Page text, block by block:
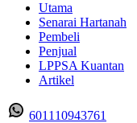
Utama
Senarai Hartanah
Pembeli
Penjual
LPPSA Kuantan
Artikel
601110943761